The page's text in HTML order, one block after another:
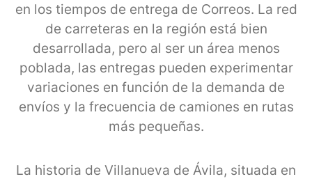
en los tiempos de entrega de Correos. La red
de carreteras en la región está bien
desarrollada, pero al ser un área menos
poblada, las entregas pueden experimentar
variaciones en función de la demanda de
envíos y la frecuencia de camiones en rutas
más pequeñas.
La historia de Villanueva de Ávila, situada en